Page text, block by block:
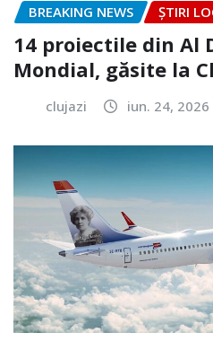
BREAKING NEWS ȘTIRI
14 proiectile din Al
Mondial, găsite la
clujazi iun. 24, 2026